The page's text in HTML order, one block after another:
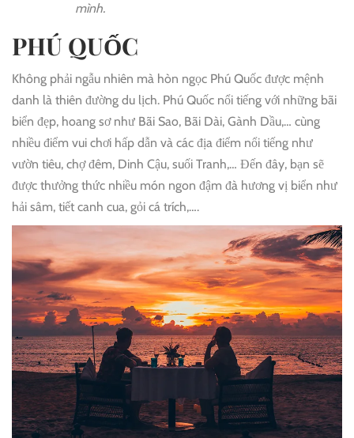
mình.
PHÚ QUỐC
Không phải ngẫu nhiên mà hòn ngọc Phú Quốc được mệnh
danh là thiên đường du lịch. Phú Quốc nổi tiếng với những bãi
biển đẹp, hoang sơ như Bãi Sao, Bãi Dài, Gành Dầu,… cùng
nhiều điểm vui chơi hấp dẫn và các địa điểm nổi tiếng như
vườn tiêu, chợ đêm, Dinh Cậu, suối Tranh,… Đến đây, bạn sẽ
được thưởng thức nhiều món ngon đậm đà hương vị biển như
hải sâm, tiết canh cua, gỏi cá trích,….